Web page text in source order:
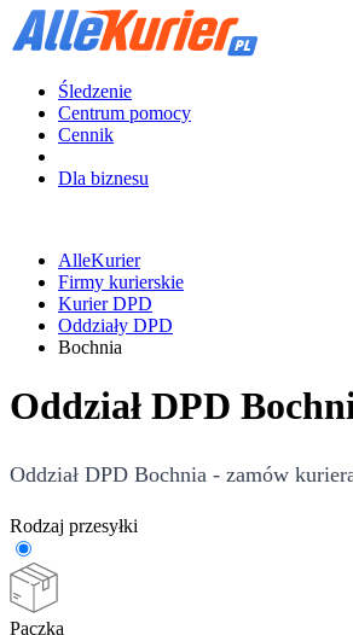
Śledzenie
Centrum pomocy
Cennik
Dla biznesu
AlleKurier
Firmy kurierskie
Kurier DPD
Oddziały DPD
Bochnia
Oddział DPD
Oddział DPD Bochnia - zamów
Rodzaj przesyłki
Paczka